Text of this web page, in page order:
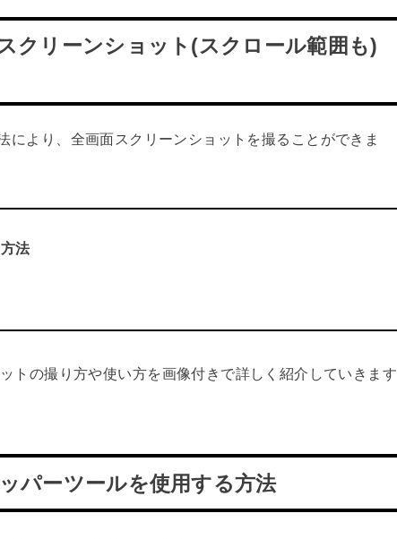
クリーンショット (スクロール範囲も)
より、全画面スクリーンショットを撮ることができま
法
トの撮り方や使い方を画像付きで詳しく紹介していきます
パーツールを使用する方法